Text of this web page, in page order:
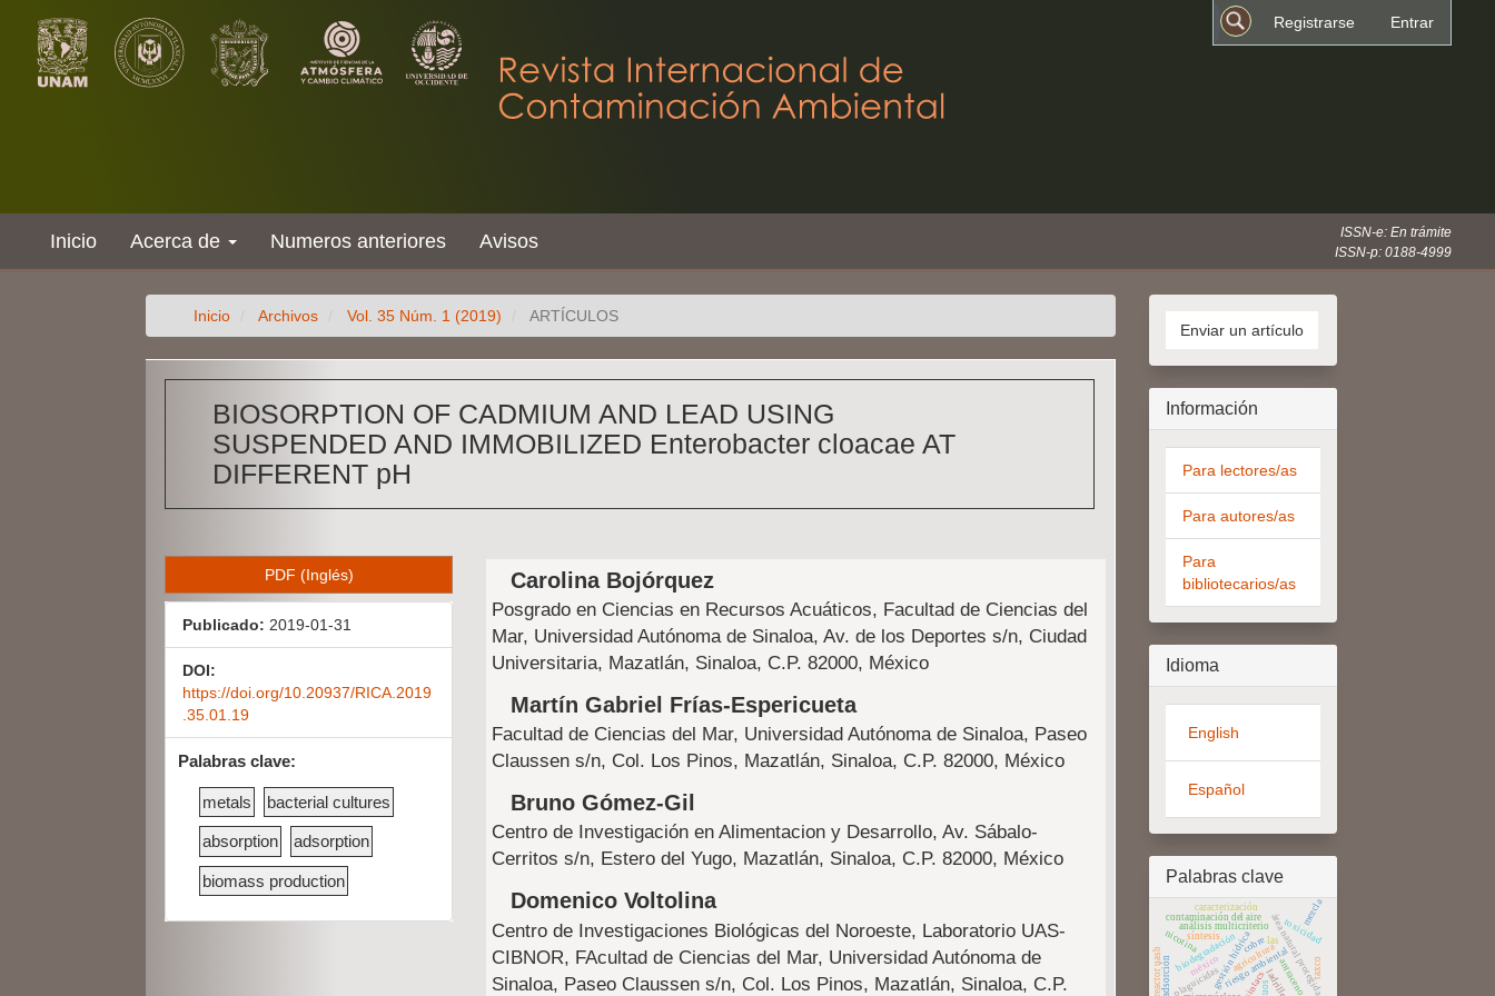
rápido
contenido
Contenido
principal
Registrarse Entrar
Inicio Acerca de Numeros anteriores Avisos
ISSN-e: En trámite
ISSN-p: 0188-4999
Inicio Archivos Vol. 35 Núm. 1 (2019) ARTÍCULOS
BIOSORPTION OF CADMIUM AND LEAD USING
SUSPENDED AND IMMOBILIZED Enterobacter cloacae AT
DIFFERENT pH
B
a
r
l
a
PDF (Inglés)
Publicado: 2019-01-31
DOI:
https://doi.org/10.20937/RICA.2019
.35.01.19
Palabras clave:
metals bacterial cultures
absorption adsorption
biomass production
Contenido
principal
del
artículo
Carolina Bojórquez
Posgrado en Ciencias en Recursos Acuáticos, Facultad de Ciencias del
Mar, Universidad Autónoma de Sinaloa, Av. de los Deportes s/n, Ciudad
Universitaria, Mazatlán, Sinaloa, C.P. 82000, México
Martín Gabriel Frías-Espericueta
Facultad de Ciencias del Mar, Universidad Autónoma de Sinaloa, Paseo
Claussen s/n, Col. Los Pinos, Mazatlán, Sinaloa, C.P. 82000, México
Bruno Gómez-Gil
Centro de Investigación en Alimentacion y Desarrollo, Av. Sábalo-
Cerritos s/n, Estero del Yugo, Mazatlán, Sinaloa, C.P. 82000, México
Domenico Voltolina
Centro de Investigaciones Biológicas del Noroeste, Laboratorio UAS-
CIBNOR, FAcultad de Ciencias del Mar, Universidad Autónoma de
Sinaloa, Paseo Claussen s/n, Col. Los Pinos, Mazatlán, Sinaloa, C.P.
un
Enviar un artículo
Información
Para lectores/as
Para autores/as
Para
bibliotecarios/as
Idioma
English
Español
Palabras clave
riesgo ambientalárea natural protegida
sintacs
gestión hídrica
análisis multicriterio
plaguicidas
agricultura
biodegradación toxicidad
las
antraceno
mezcla
nicotina
contaminación del aire
bioadsorción
cobre
reactor uasb méxico taxco
síntesis
caracterización